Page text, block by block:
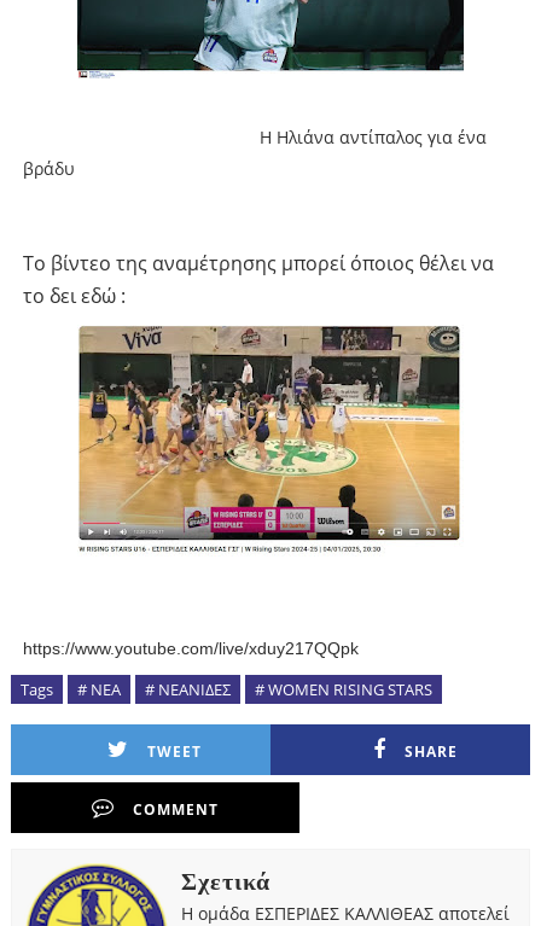
Η Ηλιάνα αντίπαλος για ένα
βράδυ
Το βίντεο της αναμέτρησης μπορεί όποιος θέλει να
το δει εδώ :
https://www.youtube.com/live/xduy217QQpk
Tags # NEA # NEANIΔΕΣ # WOMΕN RISING STARS
TWEET SHARE
COMMENT
Σχετικά
Η ομάδα ΕΣΠΕΡΙΔΕΣ ΚΑΛΛΙΘΕΑΣ αποτελεί